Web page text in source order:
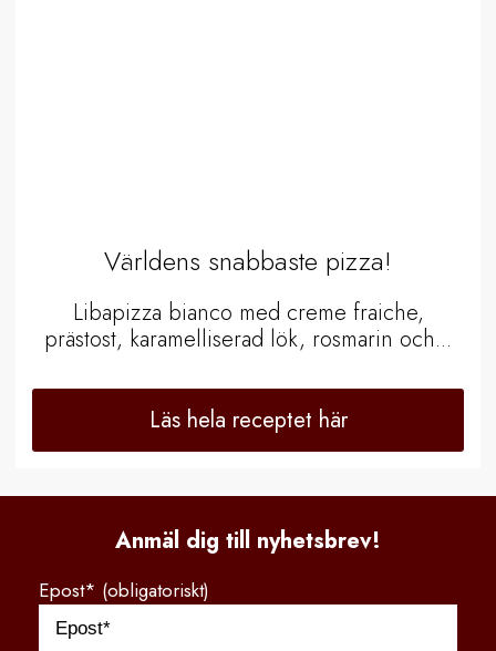
Världens snabbaste pizza!
Libapizza bianco med creme fraiche,
prästost, karamelliserad lök, rosmarin och...
Läs hela receptet här
Anmäl dig till nyhetsbrev!
Epost* (obligatoriskt)